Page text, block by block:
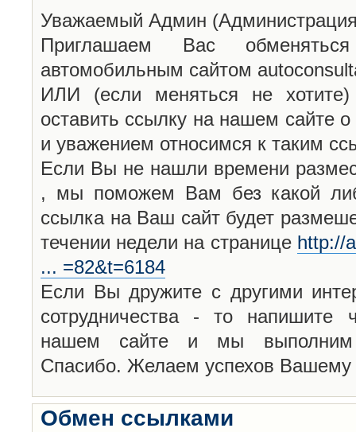
Уважаемый Админ
Приглашаем Вас
автомобильным сайтом
ИЛИ (если меняться не
оставить ссылку на нашем сайте
и уважением относимся к таким
Если Вы не нашли времени
, мы поможем Вам без какой
ссылка на Ваш сайт будет
течении недели на странице http://
... =82&t=6184
Если Вы дружите с другими
сотрудничества - то напишите
нашем сайте и мы выполним
Спасибо. Желаем успехов Вашему
Обмен ссылками